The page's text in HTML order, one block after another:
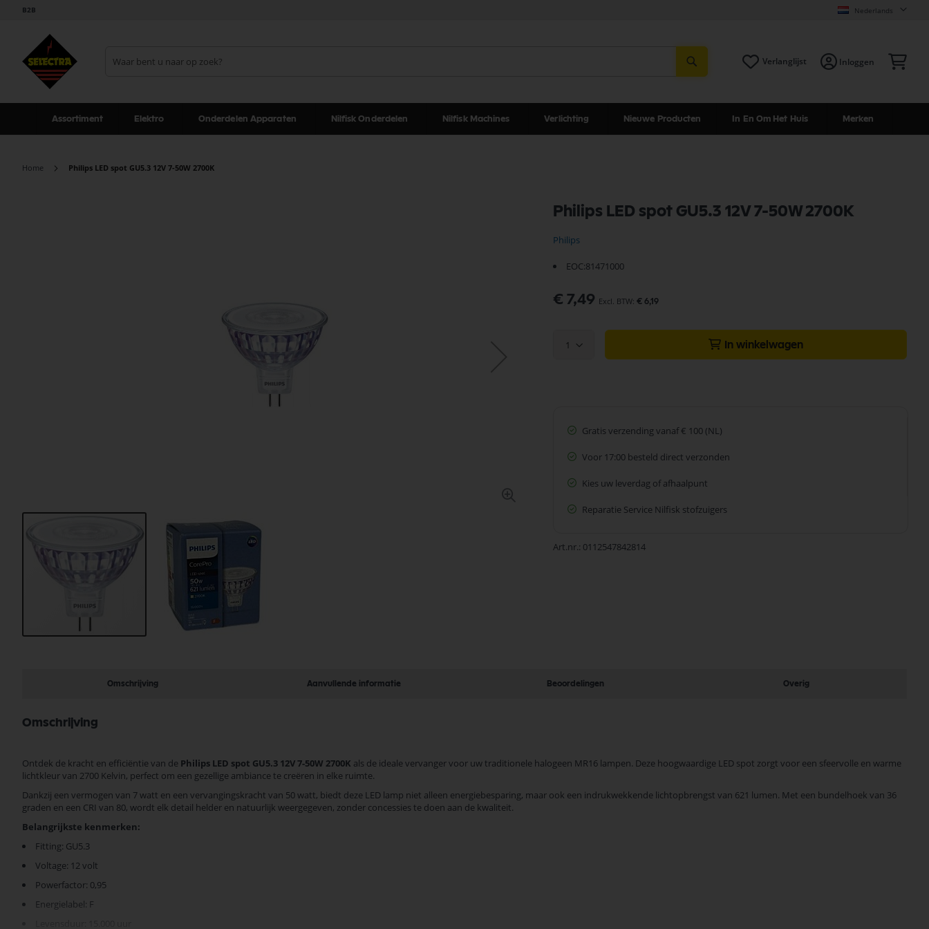
B2B Nederlands
Verlanglijst Inloggen
Assortiment Elektro Onderdelen Apparaten Nilfisk Onderdelen Nilfisk Machines Verlichting Nieuwe Producten In En Om Het Huis Merken
Home Philips LED spot GU5.3 12V 7-50W 2700K
Philips LED spot GU5.3 12V 7-50W 2700K
Philips
EOC:81471000
€ 7,49 € 6,19
1 In winkelwagen
Gratis verzending vanaf € 100 (NL)
Voor 17:00 besteld direct verzonden
Kies uw leverdag of afhaalpunt
Reparatie Service Nilfisk stofzuigers
Art.nr. 0112547842814
afbeeldingen-
gallerij
Omschrijving Aanvullende informatie Beoordelingen Overig
Omschrijving
Ontdek de kracht en efficiëntie van de Philips LED spot GU5.3 12V 7-50W 2700K als de ideale vervanger voor uw traditionele halogeen MR16 lampen. Deze hoogwaardige LED spot zorgt voor een sfeervolle en warme
lichtkleur van 2700 Kelvin, perfect om een gezellige ambiance te creëren in elke ruimte.
Dankzij een vermogen van 7 watt en een vervangingskracht van 50 watt, biedt deze LED lamp niet alleen energiebesparing, maar ook een indrukwekkende lichtopbrengst van 621 lumen. Met een bundelhoek van 36
graden en een CRI van 80, wordt elk detail helder en natuurlijk weergegeven, zonder concessies te doen aan de kwaliteit.
Belangrijkste kenmerken:
Fitting: GU5.3
Voltage: 12 volt
Powerfactor: 0,95
Energielabel: F